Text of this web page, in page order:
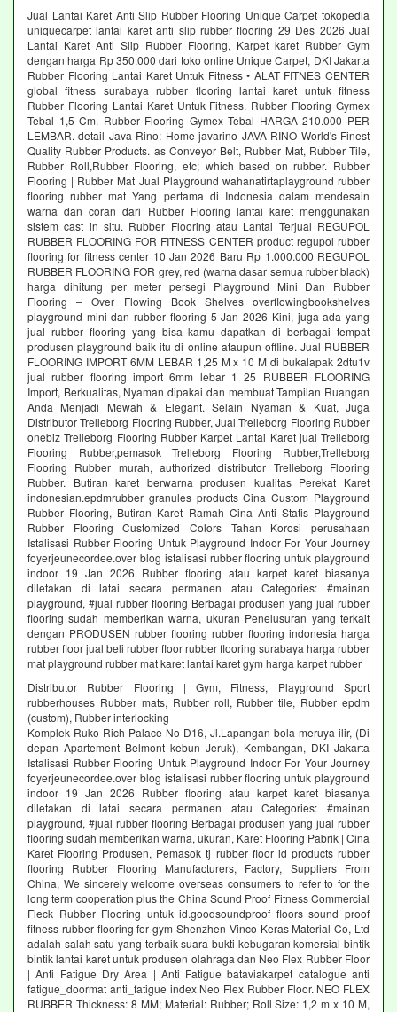
Jual Lantai Karet Anti Slip Rubber Flooring Unique Carpet tokopedia
uniquecarpet lantai karet anti slip rubber flooring 29 Des 2026 Jual
Lantai Karet Anti Slip Rubber Flooring, Karpet karet Rubber Gym
dengan harga Rp 350.000 dari toko online Unique Carpet, DKI Jakarta
Rubber Flooring Lantai Karet Untuk Fitness • ALAT FITNES CENTER
global fitness surabaya rubber flooring lantai karet untuk fitness
Rubber Flooring Lantai Karet Untuk Fitness. Rubber Flooring Gymex
Tebal 1,5 Cm. Rubber Flooring Gymex Tebal HARGA 210.000 PER
LEMBAR. detail Java Rino: Home javarino JAVA RINO World's Finest
Quality Rubber Products. as Conveyor Belt, Rubber Mat, Rubber Tile,
Rubber Roll,Rubber Flooring, etc; which based on rubber. Rubber
Flooring | Rubber Mat Jual Playground wahanatirtaplayground rubber
flooring rubber mat Yang pertama di Indonesia dalam mendesain
warna dan coran dari Rubber Flooring lantai karet menggunakan
sistem cast in situ. Rubber Flooring atau Lantai Terjual REGUPOL
RUBBER FLOORING FOR FITNESS CENTER product regupol rubber
flooring for fitness center 10 Jan 2026 Baru Rp 1.000.000 REGUPOL
RUBBER FLOORING FOR grey, red (warna dasar semua rubber black)
harga dihitung per meter persegi Playground Mini Dan Rubber
Flooring – Over Flowing Book Shelves overflowingbookshelves
playground mini dan rubber flooring 5 Jan 2026 Kini, juga ada yang
jual rubber flooring yang bisa kamu dapatkan di berbagai tempat
produsen playground baik itu di online ataupun offline. Jual RUBBER
FLOORING IMPORT 6MM LEBAR 1,25 M x 10 M di bukalapak 2dtu1v
jual rubber flooring import 6mm lebar 1 25 RUBBER FLOORING
Import, Berkualitas, Nyaman dipakai dan membuat Tampilan Ruangan
Anda Menjadi Mewah & Elegant. Selain Nyaman & Kuat, Juga
Distributor Trelleborg Flooring Rubber, Jual Trelleborg Flooring Rubber
onebiz Trelleborg Flooring Rubber Karpet Lantai Karet jual Trelleborg
Flooring Rubber,pemasok Trelleborg Flooring Rubber,Trelleborg
Flooring Rubber murah, authorized distributor Trelleborg Flooring
Rubber. Butiran karet berwarna produsen kualitas Perekat Karet
indonesian.epdmrubber granules products Cina Custom Playground
Rubber Flooring, Butiran Karet Ramah Cina Anti Statis Playground
Rubber Flooring Customized Colors Tahan Korosi perusahaan
Istalisasi Rubber Flooring Untuk Playground Indoor For Your Journey
foyerjeunecordee.over blog istalisasi rubber flooring untuk playground
indoor 19 Jan 2026 Rubber flooring atau karpet karet biasanya
diletakan di latai secara permanen atau Categories: #mainan
playground, #jual rubber flooring Berbagai produsen yang jual rubber
flooring sudah memberikan warna, ukuran Penelusuran yang terkait
dengan PRODUSEN rubber flooring rubber flooring indonesia harga
rubber floor jual beli rubber floor rubber flooring surabaya harga rubber
mat playground rubber mat karet lantai karet gym harga karpet rubber
Distributor Rubber Flooring | Gym, Fitness, Playground Sport
rubberhouses Rubber mats, Rubber roll, Rubber tile, Rubber epdm
(custom), Rubber interlocking
Komplek Ruko Rich Palace No D16, Jl.Lapangan bola meruya ilir, (Di
depan Apartement Belmont kebun Jeruk), Kembangan, DKI Jakarta
Istalisasi Rubber Flooring Untuk Playground Indoor For Your Journey
foyerjeunecordee.over blog istalisasi rubber flooring untuk playground
indoor 19 Jan 2026 Rubber flooring atau karpet karet biasanya
diletakan di latai secara permanen atau Categories: #mainan
playground, #jual rubber flooring Berbagai produsen yang jual rubber
flooring sudah memberikan warna, ukuran, Karet Flooring Pabrik | Cina
Karet Flooring Produsen, Pemasok tj rubber floor id products rubber
flooring Rubber Flooring Manufacturers, Factory, Suppliers From
China, We sincerely welcome overseas consumers to refer to for the
long term cooperation plus the China Sound Proof Fitness Commercial
Fleck Rubber Flooring untuk id.goodsoundproof floors sound proof
fitness rubber flooring for gym Shenzhen Vinco Keras Material Co, Ltd
adalah salah satu yang terbaik suara bukti kebugaran komersial bintik
bintik lantai karet untuk produsen olahraga dan Neo Flex Rubber Floor
| Anti Fatigue Dry Area | Anti Fatigue bataviakarpet catalogue anti
fatigue_doormat anti_fatigue index Neo Flex Rubber Floor. NEO FLEX
RUBBER Thickness: 8 MM; Material: Rubber; Roll Size: 1,2 m x 10 M,